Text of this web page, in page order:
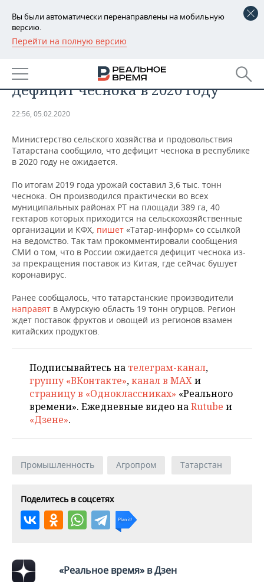
Вы были автоматически перенаправлены на мобильную
версию.
Перейти на полную версию
РЕГИОНЫ
БАШКОРТОСТАН
ТАТАРСТАН
НОВОСТИ
АНАЛИТИКА
ДЕКЛАРАЦИИ О ДОХОДАХ
ВУЗЫ ТАТАРСТАНА
КОМУ ПРИНАДЛЕЖАТ
ТОРГОВЫЕ ЦЕНТРЫ
ТАТАРСТАНА
НОВОСТИ ЭКОНОМИКИ
БАНКИ
БЮДЖЕТ
ИНВЕСТИЦИИ
ПРОМЫШЛЕННОСТЬ
ПРОМЫШЛЕННОСТИ
АГРОПРОМ
МАШИНОСТРОЕНИЕ
НЕФТЕХИМИЯ
НЕФТЬ
ОПК
ЭНЕРГЕТИКА
НОВОСТИ НЕДВИЖИМОСТИ
АВТО
НОВОСТИ АВТО
БИЗНЕС
НОВОСТИ БИЗНЕСА
ТРАНСПОРТ
ТЕХНОЛОГИИ
IT
ТЕЛЕКОММУНИКАЦИИ
НОВОСТИ МЕРОПРИЯТИЙ
БИЗНЕС-БРАНЧИ
ONLINE-КОНФЕРЕНЦИИ
ОТКРЫТАЯ ЛЕКЦИЯ
СПОРТ
ФУТБОЛ
ХОККЕЙ
БАСКЕТБОЛ
ФИГУРНОЕ КАТАНИЕ
ВОДНЫЕ ВИДЫ СПОРТА
ХОККЕЙ С МЯЧОМ
НОВОСТИ ОБЩЕСТВА
ВЛАСТЬ
ИНФРАСТРУКТУРА
МЕДИЦИНА
ОБРАЗОВАНИЕ
ПРОИСШЕСТВИЯ
ФОТОГАЛЕРЕЯ
СЮЖЕТЫ
СПРАВОЧНИК
В Татарстане исключили
дефицит чеснока в 2020 году
22:56, 05.02.2020
Министерство сельского хозяйства и продовольствия
Татарстана сообщило, что дефицит чеснока в республике
в 2020 году не ожидается.
По итогам 2019 года урожай составил 3,6 тыс. тонн
чеснока. Он производился практически во всех
муниципальных районах РТ на площади 389 га, 40
гектаров которых приходится на сельскохозяйственные
организации и КФХ, пишет «Татар-информ» со ссылкой
на ведомство. Так там прокомментировали сообщения
СМИ о том, что в России ожидается дефицит чеснока из-
за прекращения поставок из Китая, где сейчас бушует
коронавирус.
Ранее сообщалось, что татарстанские производители
направят в Амурскую область 19 тонн огурцов. Регион
ждет поставок фруктов и овощей из регионов взамен
китайских продуктов.
Подписывайтесь на телеграм-канал,
группу «ВКонтакте»,канал в MAXи
страницу в «Одноклассниках» «Реального
времени». Ежедневные видео наRutube и
«Дзене».
Промышленность Агропром Татарстан
Поделитесь в соцсетях
«Реальное время» в Дзен